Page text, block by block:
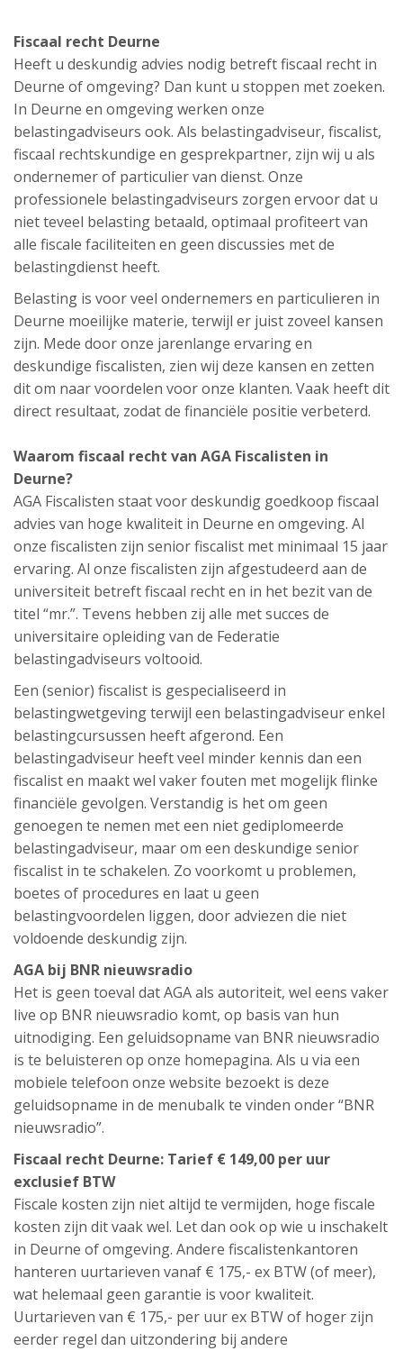
Fiscaal recht Deurne
Heeft u deskundig advies nodig betreft fiscaal recht in
Deurne of omgeving? Dan kunt u stoppen met zoeken.
In Deurne en omgeving werken onze
belastingadviseurs ook. Als belastingadviseur, fiscalist,
fiscaal rechtskundige en gesprekpartner, zijn wij u als
ondernemer of particulier van dienst. Onze
professionele belastingadviseurs zorgen ervoor dat u
niet teveel belasting betaald, optimaal profiteert van
alle fiscale faciliteiten en geen discussies met de
belastingdienst heeft.
Belasting is voor veel ondernemers en particulieren in
Deurne moeilijke materie, terwijl er juist zoveel kansen
zijn. Mede door onze jarenlange ervaring en
deskundige fiscalisten, zien wij deze kansen en zetten
dit om naar voordelen voor onze klanten. Vaak heeft dit
direct resultaat, zodat de financiële positie verbeterd.
Waarom fiscaal recht van AGA Fiscalisten in
Deurne?
AGA Fiscalisten staat voor deskundig goedkoop fiscaal
advies van hoge kwaliteit in Deurne en omgeving. Al
onze fiscalisten zijn senior fiscalist met minimaal 15 jaar
ervaring. Al onze fiscalisten zijn afgestudeerd aan de
universiteit betreft fiscaal recht en in het bezit van de
titel “mr.”. Tevens hebben zij alle met succes de
universitaire opleiding van de Federatie
belastingadviseurs voltooid.
Een (senior) fiscalist is gespecialiseerd in
belastingwetgeving terwijl een belastingadviseur enkel
belastingcursussen heeft afgerond. Een
belastingadviseur heeft veel minder kennis dan een
fiscalist en maakt wel vaker fouten met mogelijk flinke
financiële gevolgen. Verstandig is het om geen
genoegen te nemen met een niet gediplomeerde
belastingadviseur, maar om een deskundige senior
fiscalist in te schakelen. Zo voorkomt u problemen,
boetes of procedures en laat u geen
belastingvoordelen liggen, door adviezen die niet
voldoende deskundig zijn.
AGA bij BNR nieuwsradio
Het is geen toeval dat AGA als autoriteit, wel eens vaker
live op BNR nieuwsradio komt, op basis van hun
uitnodiging. Een geluidsopname van BNR nieuwsradio
is te beluisteren op onze homepagina. Als u via een
mobiele telefoon onze website bezoekt is deze
geluidsopname in de menubalk te vinden onder “BNR
nieuwsradio”.
Fiscaal recht Deurne: Tarief € 149,00 per uur
exclusief BTW
Fiscale kosten zijn niet altijd te vermijden, hoge fiscale
kosten zijn dit vaak wel. Let dan ook op wie u inschakelt
in Deurne of omgeving. Andere fiscalistenkantoren
hanteren uurtarieven vanaf € 175,- ex BTW (of meer),
wat helemaal geen garantie is voor kwaliteit.
Uurtarieven van € 175,- per uur ex BTW of hoger zijn
eerder regel dan uitzondering bij andere